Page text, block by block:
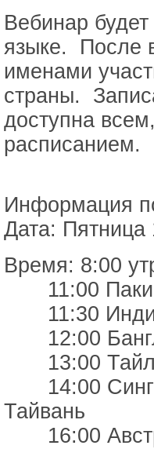
Вебинар
языке. После
именами
страны.
доступна
расписанием.
Информация
Дата: Пятница
Время: 8:00
11:00
11:30
12:00
13:00
14:00
Тайвань
16:00